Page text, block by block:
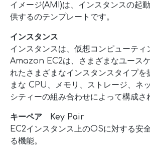
イメージ(AMI)は、インスタンスの起
供するのテンプレートです。
インスタンス
インスタンスは、仮想コンピューティ
Amazon EC2は、さまざまなユース
れたさまざまなインスタンスタイプを
まな CPU、メモリ、ストレージ、ネ
シティーの組み合わせによって構成さ
キーペア Key Pair
EC2インスタンス上のOSに対する安
る機能。